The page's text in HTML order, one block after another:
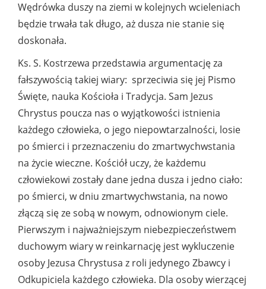
Wędrówka duszy na ziemi w kolejnych wcieleniach
będzie trwała tak długo, aż dusza nie stanie się
doskonała.
Ks. S. Kostrzewa przedstawia argumentację za
fałszywością takiej wiary: sprzeciwia się jej Pismo
Święte, nauka Kościoła i Tradycja. Sam Jezus
Chrystus poucza nas o wyjątkowości istnienia
każdego człowieka, o jego niepowtarzalności, losie
po śmierci i przeznaczeniu do zmartwychwstania
na życie wieczne. Kościół uczy, że każdemu
człowiekowi zostały dane jedna dusza i jedno ciało:
po śmierci, w dniu zmartwychwstania, na nowo
złączą się ze sobą w nowym, odnowionym ciele.
Pierwszym i najważniejszym niebezpieczeństwem
duchowym wiary w reinkarnację jest wykluczenie
osoby Jezusa Chrystusa z roli jedynego Zbawcy i
Odkupiciela każdego człowieka. Dla osoby wierzącej